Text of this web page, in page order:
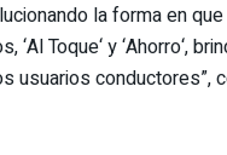
la forma en
‘Al Toque‘ y ‘Ahorro‘,
usuarios conductores”,